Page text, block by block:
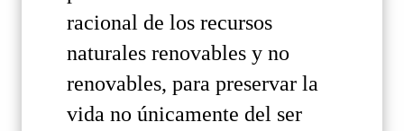
racional de los recursos
naturales renovables y no
renovables, para preservar la
vida no únicamente del ser